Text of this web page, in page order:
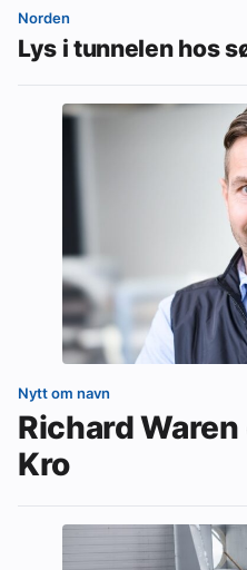
Norden
Lys i tunnelen hos
Nytt om navn
Richard
Kro